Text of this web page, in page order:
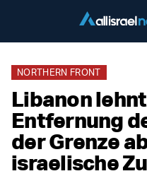
NORTHERN FRONT
Libanon
Entfernung
der Grenze
israelische